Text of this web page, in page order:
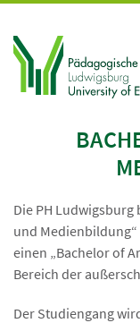
Die PH
und
einen „Bachelor of
Bereich der
Der Studiengang